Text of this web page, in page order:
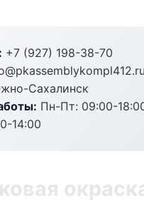
+7 (927) 198-38-70
Сахалинск
Пн-Пт: 09:00-
14:00